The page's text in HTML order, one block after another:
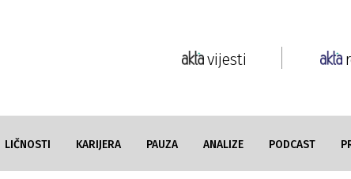
vijesti
LIČNOSTI KARIJERA PAUZA ANALIZE PODCAST